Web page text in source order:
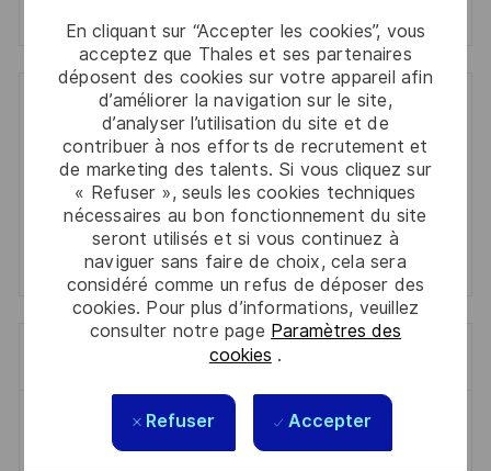
En cliquant sur “Accepter les cookies”, vous
acceptez que Thales et ses partenaires
déposent des cookies sur votre appareil afin
d’améliorer la navigation sur le site,
d’analyser l’utilisation du site et de
contribuer à nos efforts de recrutement et
de marketing des talents. Si vous cliquez sur
« Refuser », seuls les cookies techniques
nécessaires au bon fonctionnement du site
seront utilisés et si vous continuez à
naviguer sans faire de choix, cela sera
considéré comme un refus de déposer des
cookies. Pour plus d’informations, veuillez
consulter notre page Paramètres des
cookies .
Refuser Accepter
Get tailored job recommendations
based on your interests.
Get Started
Emplois similaires
Alternance - Secrétaire médical / médicale -